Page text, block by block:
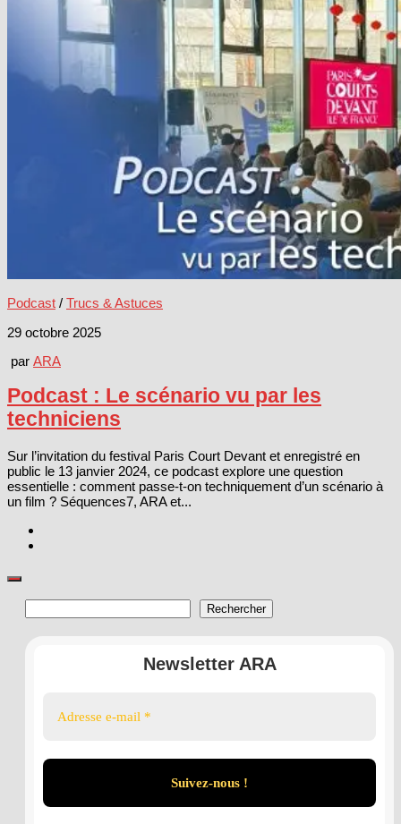
Podcast / Trucs & Astuces
29 octobre 2025
par ARA
Podcast : Le scénario vu par les
techniciens
Sur l’invitation du festival Paris Court Devant et enregistré en
public le 13 janvier 2024, ce podcast explore une question
essentielle : comment passe-t-on techniquement d’un scénario à
un film ? Séquences7, ARA et...
Rechercher
Newsletter ARA